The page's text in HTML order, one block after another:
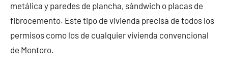
metálica y paredes de plancha, sándwich o placas de
fibrocemento. Este tipo de vivienda precisa de todos los
permisos como los de cualquier vivienda convencional
de Montoro.